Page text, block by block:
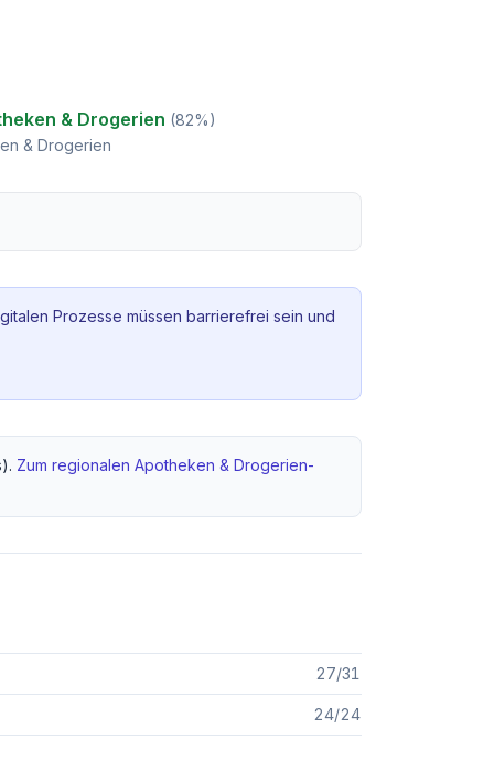
& Drogerien (82%)
& Drogerien
Prozesse müssen barrierefrei sein und
Zum regionalen Apotheken & Drogerien-
27/31
24/24